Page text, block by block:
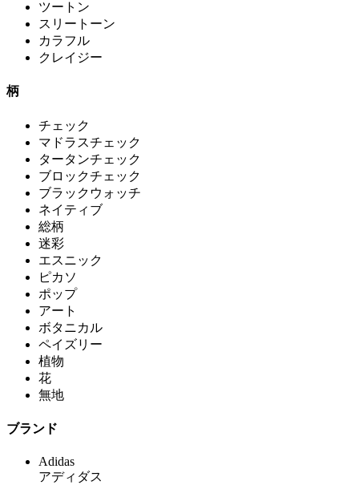
ツートン
スリートーン
カラフル
クレイジー
柄
チェック
マドラスチェック
タータンチェック
ブロックチェック
ブラックウォッチ
ネイティブ
総柄
迷彩
エスニック
ピカソ
ポップ
アート
ボタニカル
ペイズリー
植物
花
無地
ブランド
Adidas
アディダス